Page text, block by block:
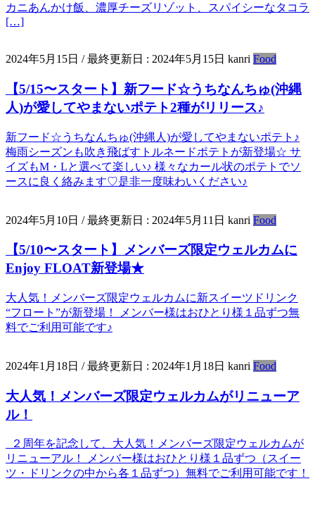
カニあんかけ飯、濃厚チーズリゾット、スパイシーなタコラ
[…]
2024年5月15日 / 最終更新日 : 2024年5月15日 kanri Food
【5/15〜スタート】新フード☆うちなんちゅ(沖縄
人)が愛してやまないポテト2種がリリース♪
新フード☆うちなんちゅ(沖縄人)が愛してやまないポテト♪
梅雨シーズンも吹き飛ばすトルネードポテトが新登場☆ サ
イズもM・Lと選べて楽しい♪ 様々なカール状のポテトでソ
ースに良く絡みます♡是非一度味わいください♪
2024年5月10日 / 最終更新日 : 2024年5月11日 kanri Food
【5/10〜スタート】メンバーズ限定ウェルカムに
Enjoy FLOAT新登場★
大人気！メンバーズ限定ウェルカムに新スイーツドリンク
“フロート”が新登場！ メンバー様はおひとり様１品ずつ無
料でご利用可能です♪
2024年1月18日 / 最終更新日 : 2024年1月18日 kanri Food
大人気！メンバーズ限定ウェルカムがリニューア
ル！
２周年を記念して、大人気！メンバーズ限定ウェルカムが
リニューアル！ メンバー様はおひとり様１品ずつ（スイー
ツ・ドリンクの中から各１品ずつ）無料でご利用可能です！